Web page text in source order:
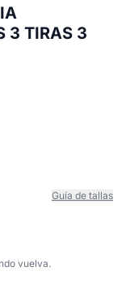
3 TIRAS 3
Guía de tallas
vuelva.